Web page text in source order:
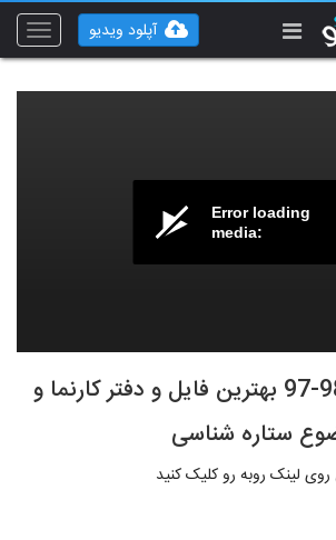
Toggle
آپلود ویدیو
Error loading
media:
طرح جابر سوم 98-97 بهترین فایل و دفتر کارنما و
ستاره شناسی
لینک روبه رو کلیک کنید